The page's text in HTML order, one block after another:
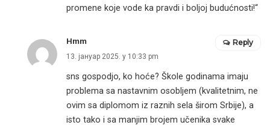
promene koje vode ka pravdi i boljoj budućnosti!“
Hmm
13. јануар 2025. у 10:33 pm
sns gospodjo, ko hoće? Škole godinama imaju
problema sa nastavnim osobljem (kvalitetnim, ne
ovim sa diplomom iz raznih sela širom Srbije), a
isto tako i sa manjim brojem učenika svake
Reply